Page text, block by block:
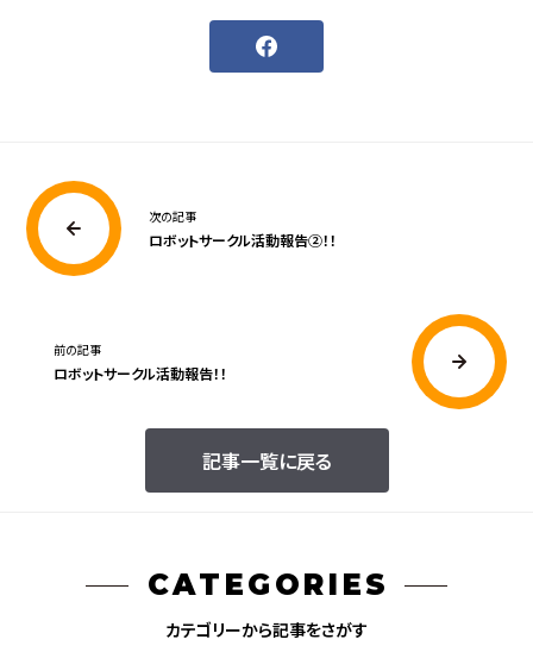
次の記事
ロボットサークル活動報告②！！
記事一覧に戻る
前の記事
ロボットサークル活動報告！！
CATEGORIES
カテゴリーから記事をさがす